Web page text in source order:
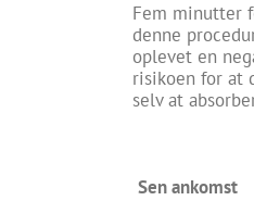
Fem minutter
denne
oplevet en
risikoen for at
selv at
Sen ankomst